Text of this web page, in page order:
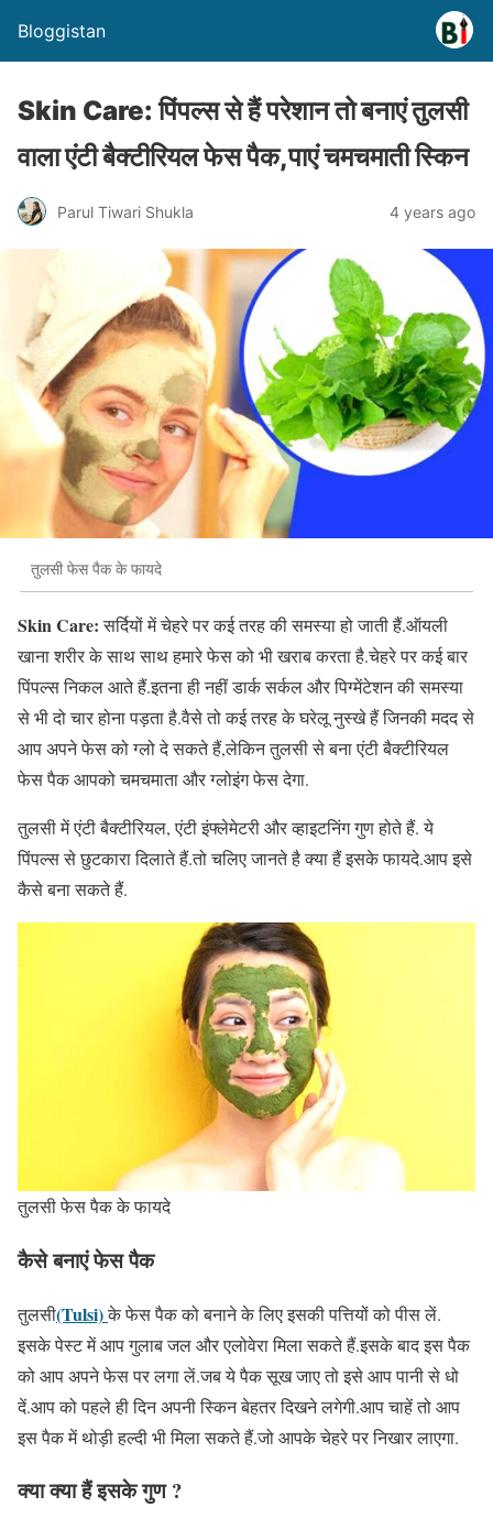
Bloggistan
Skin Care: पिंपल्स से हैं परेशान तो बनाएं तुलसी
वाला एंटी बैक्टीरियल फेस पैक,पाएं चमचमाती स्किन
Parul Tiwari Shukla 4 years ago
तुलसी फेस पैक के फायदे
Skin Care:सर्दियों में चेहरे पर कई तरह की समस्या हो जाती हैं.ऑयली
खाना शरीर के साथ साथ हमारे फेस को भी खराब करता है.चेहरे पर कई बार
पिंपल्स निकल आते हैं.इतना ही नहीं डार्क सर्कल और पिग्मेंटेशन की समस्या
से भी दो चार होना पड़ता है.वैसे तो कई तरह के घरेलू नुस्खे हैं जिनकी मदद से
आप अपने फेस को ग्लो दे सकते हैं,लेकिन तुलसी से बना एंटी बैक्टीरियल
फेस पैक आपको चमचमाता और ग्लोइंग फेस देगा.
तुलसी में एंटी बैक्टीरियल, एंटी इंफ्लेमेटरी और व्हाइटनिंग गुण होते हैं. ये
पिंपल्स से छुटकारा दिलाते हैं.तो चलिए जानते है क्या हैं इसके फायदे.आप इसे
कैसे बना सकते हैं.
तुलसी फेस पैक के फायदे
कैसे बनाएं फेस पैक
तुलसी(Tulsi)के फेस पैक को बनाने के लिए इसकी पत्तियों को पीस लें.
इसके पेस्ट में आप गुलाब जल और एलोवेरा मिला सकते हैं.इसके बाद इस पैक
को आप अपने फेस पर लगा लें.जब ये पैक सूख जाए तो इसे आप पानी से धो
दें.आप को पहले ही दिन अपनी स्किन बेहतर दिखने लगेगी.आप चाहें तो आप
इस पैक में थोड़ी हल्दी भी मिला सकते हैं.जो आपके चेहरे पर निखार लाएगा.
क्या क्या हैं इसके गुण ?